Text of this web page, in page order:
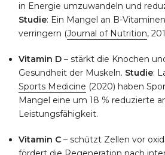
in Energie umzuwandeln und
Studie: Ein Mangel an B-
verringern (Journal of Nutrition,
Vitamin D – stärkt die Knochen
Gesundheit der Muskeln. Studie:
Sports Medicine (2020) haben
Mangel eine um 18 % reduzierte
Leistungsfähigkeit.
Vitamin C – schützt Zellen vor